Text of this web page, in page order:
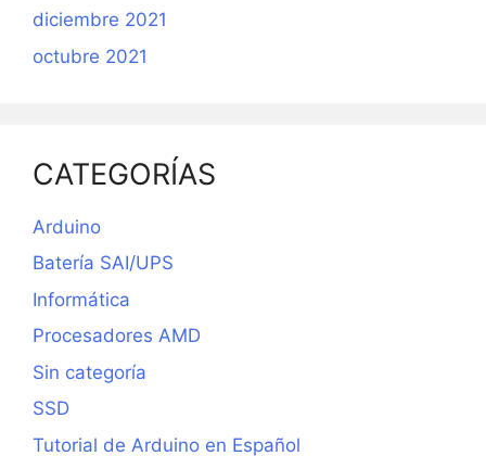
diciembre 2021
octubre 2021
CATEGORÍAS
Arduino
Batería SAI/UPS
Informática
Procesadores AMD
Sin categoría
SSD
Tutorial de Arduino en Español